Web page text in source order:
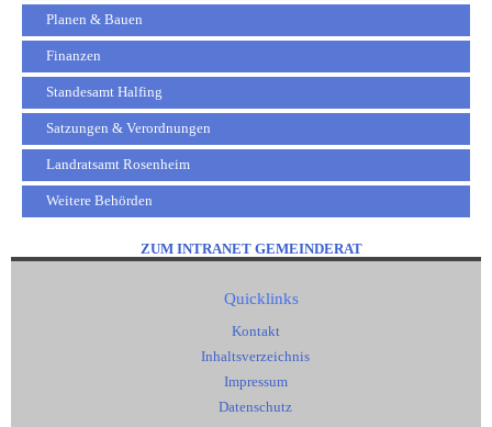
Planen & Bauen
Finanzen
Standesamt Halfing
Satzungen & Verordnungen
Landratsamt Rosenheim
Weitere Behörden
ZUM INTRANET GEMEINDERAT
Quicklinks
Kontakt
Inhaltsverzeichnis
Impressum
Datenschutz